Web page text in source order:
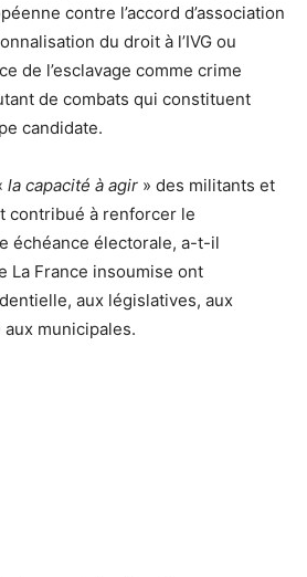
contre l’accord d’association
du droit à l’IVG ou
de l’esclavage comme crime
de combats qui constituent
candidate.
la capacité à agir » des militants et
contribué à renforcer le
échéance électorale, a-t-il
La France insoumise ont
aux législatives, aux
municipales.